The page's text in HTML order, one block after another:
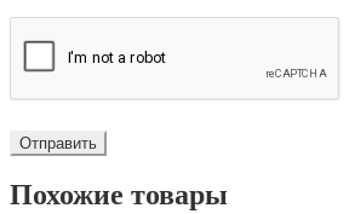
Похожие товары